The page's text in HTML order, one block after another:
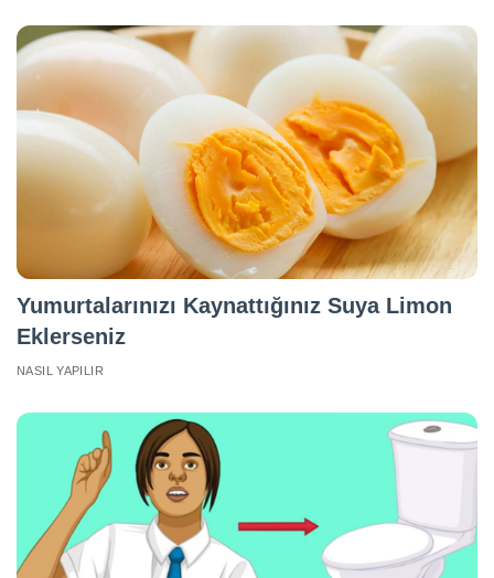
Yumurtalarınızı Kaynattığınız Suya Limon
Eklerseniz
NASIL YAPILIR